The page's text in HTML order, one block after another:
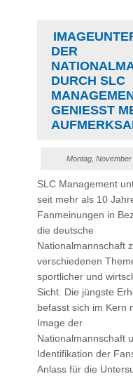
DER
DURCH SLC
GENIESST
Montag,
SLC Management
seit mehr als 10
Fanmeinungen in
die deutsche
Nationalmannschaft
verschiedenen
sportlicher und
Sicht. Die jüngste
befasst sich im Kern
Image der
Nationalmannschaft
Identifikation der
Anlass für die